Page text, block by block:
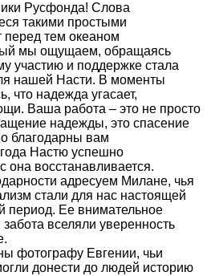
Русфонда! Слова
такими простыми
тем океаном
мы ощущаем, обращаясь
участию и поддержке стала
нашей Насти. В моменты
что надежда угасает,
Ваша работа – это не просто
надежды, это спасение
благодарны вам
Настю успешно
она восстанавливается.
адресуем Милане, чья
стали для нас настоящей
период. Ее внимательное
вселяли уверенность
фотографу Евгении, чьи
донести до людей историю